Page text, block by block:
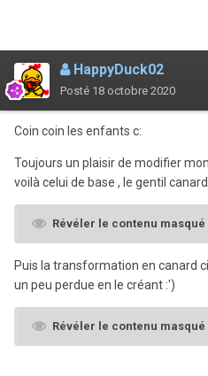
HappyDuck02
Posté 18 octobre 2020
Coin coin les enfants c:
Toujours un plaisir de modifier
voilà celui de base , le gentil
Révéler le contenu masqué
Puis la transformation en canard
un peu perdue en le créant :')
Révéler le contenu masqué